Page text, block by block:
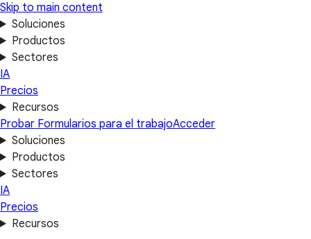
Skip to main content
Soluciones
Productos
Sectores
IA
Precios
Recursos
Probar Formularios para el trabajoAcceder
Soluciones
Productos
Sectores
IA
Precios
Recursos